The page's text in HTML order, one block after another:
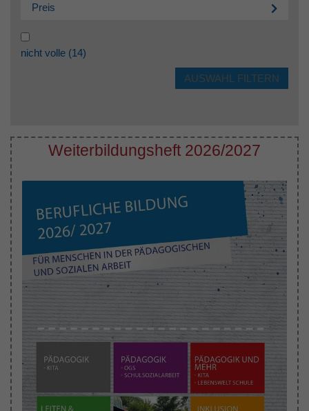
Preis
nicht volle (14)
Weiterbildungsheft 2026/2027